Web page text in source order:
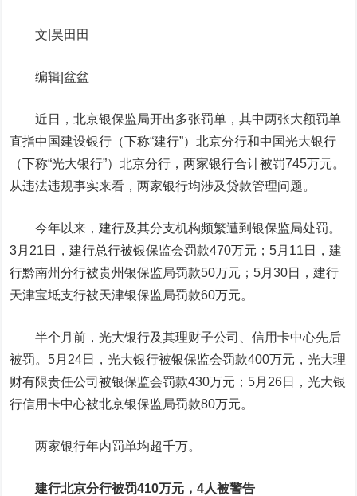
文|吴田田
编辑|盆盆
近日，北京银保监局开出多张罚单，其中两张大额罚单
直指中国建设银行（下称“建行”）北京分行和中国光大银行
（下称“光大银行”）北京分行，两家银行合计被罚745万元。
从违法违规事实来看，两家银行均涉及贷款管理问题。
今年以来，建行及其分支机构频繁遭到银保监局处罚。
3月21日，建行总行被银保监会罚款470万元；5月11日，建
行黔南州分行被贵州银保监局罚款50万元；5月30日，建行
天津宝坻支行被天津银保监局罚款60万元。
半个月前，光大银行及其理财子公司、信用卡中心先后
被罚。5月24日，光大银行被银保监会罚款400万元，光大理
财有限责任公司被银保监会罚款430万元；5月26日，光大银
行信用卡中心被北京银保监局罚款80万元。
两家银行年内罚单均超千万。
建行北京分行被罚410万元，4人被警告